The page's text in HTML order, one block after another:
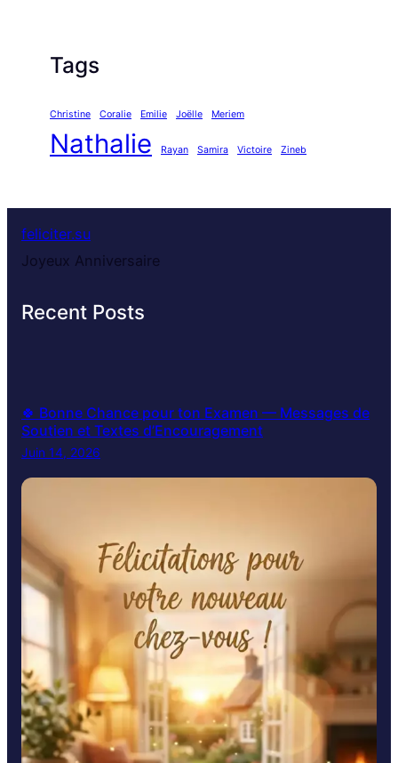
Tags
Christine Coralie Emilie Joëlle Meriem
Nathalie Rayan Samira Victoire Zineb
feliciter.su
Joyeux Anniversaire
Recent Posts
🍀 Bonne Chance pour ton Examen — Messages de
Soutien et Textes d’Encouragement
Juin 14, 2026